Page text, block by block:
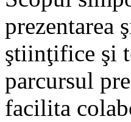
prezentarea
ştiinţifice şi
parcursul
facilita